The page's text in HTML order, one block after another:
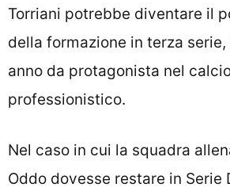
Torriani potrebbe diventare il
della formazione in terza
anno da protagonista nel
professionistico.
Nel caso in cui la squadra
Oddo dovesse restare in Serie